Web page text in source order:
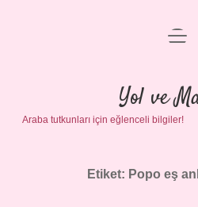
Gizlilik
Yasal
Yol ve
Araba tutkunları için eğlenceli bilgiler!
Etiket: Popo eş